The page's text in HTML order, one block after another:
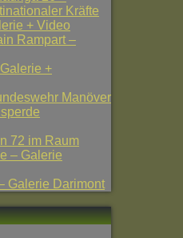
Kräfte
+ Video
Rampart –
+
Manöver
72 im Raum
– Galerie
Galerie Darimont